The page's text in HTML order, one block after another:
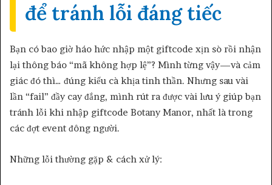
để tránh lỗi đáng tiếc
Bạn có bao giờ háo hức nhập một giftcode xịn sò rồi nhận
lại thông báo “mã không hợp lệ”? Mình từng vậy—và cảm
giác đó thì… đúng kiểu cà khịa tinh thần. Nhưng sau vài
lần “fail” đầy cay đắng, mình rút ra được vài lưu ý giúp bạn
tránh lỗi khi nhập giftcode Botany Manor, nhất là trong
các đợt event đông người.
Những lỗi thường gặp & cách xử lý: